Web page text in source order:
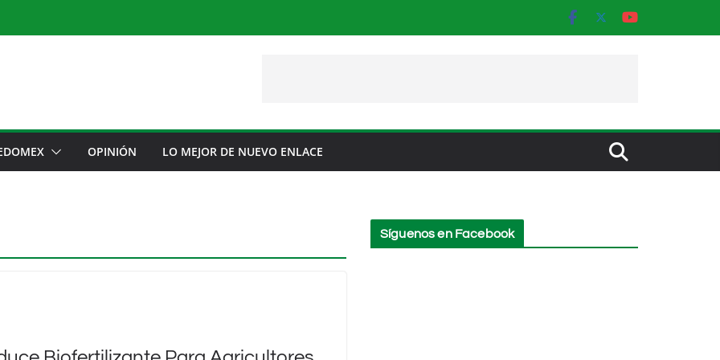
OPINIÓN LO MEJOR DE NUEVO ENLACE
Síguenos en Facebook